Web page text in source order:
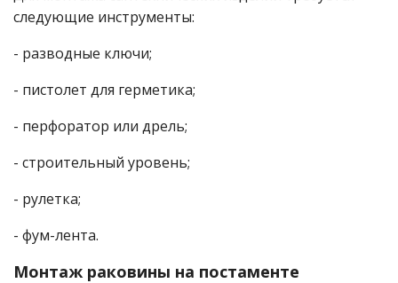
следующие инструменты:
- разводные ключи;
- пистолет для герметика;
- перфоратор или дрель;
- строительный уровень;
- рулетка;
- фум-лента.
Монтаж раковины на постаменте